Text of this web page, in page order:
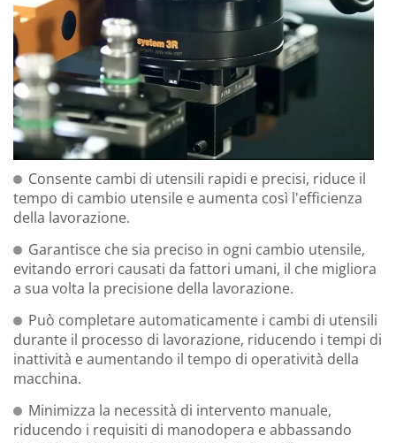
Consente cambi di utensili rapidi e precisi, riduce il
tempo di cambio utensile e aumenta così l'efficienza
della lavorazione.
Garantisce che sia preciso in ogni cambio utensile,
evitando errori causati da fattori umani, il che migliora
a sua volta la precisione della lavorazione.
Può completare automaticamente i cambi di utensili
durante il processo di lavorazione, riducendo i tempi di
inattività e aumentando il tempo di operatività della
macchina.
Minimizza la necessità di intervento manuale,
riducendo i requisiti di manodopera e abbassando